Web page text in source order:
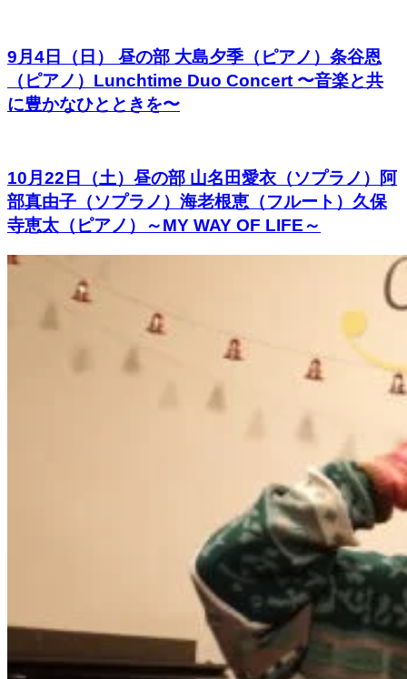
9月4日（日） 昼の部 大島夕季（ピアノ）条谷恩
（ピアノ）Lunchtime Duo Concert 〜音楽と共
に豊かなひとときを〜
10月22日（土）昼の部 山名田愛衣（ソプラノ）阿
部真由子（ソプラノ）海老根恵（フルート）久保
寺恵太（ピアノ）～MY WAY OF LIFE～